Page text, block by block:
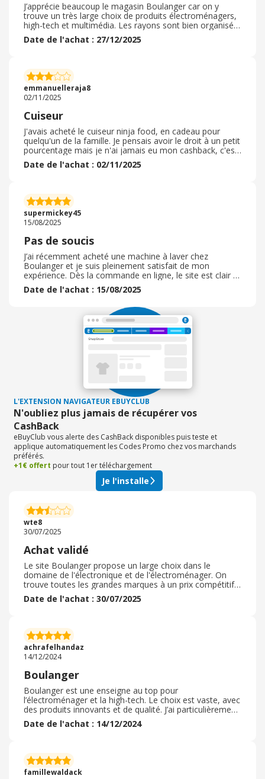
J’apprécie beaucoup le magasin Boulanger car on y
trouve un très large choix de produits électroménagers,
high-tech et multimédia. Les rayons sont bien organisés,
ce qui permet de comparer facilement les articles et de
trouver rapidement ce que l’on cherche. Les vendeurs
corrects et il y a souvent des promotions intéressantes.
Le magasin est propre, agréable et pratique, que ce soit
pour acheter sur place ou retirer une commande.
Globalement, c’est une enseigne fiable et rassurante
pour s’équiper en toute tranquillité.
Date de l'achat : 27/12/2025
emmanuelleraja8
02/11/2025
Cuiseur
J'avais acheté le cuiseur ninja food, en cadeau pour
quelqu'un de la famille. Je pensais avoir le droit à un petit
pourcentage mais je n'ai jamais eu mon cashback, c'est
dommage car il valait cher. Celà fait 4 ans, je pensais
que ça aurait été fait automatiquement depuis le temps.
pas réutiliser le marchand Boulanger vu que celui-ci ne
fonctionne pas. C'est dommage car c'est une assez
bonne entreprise.
Date de l'achat : 02/11/2025
supermickey45
15/08/2025
Pas de soucis
J’ai récemment acheté une machine à laver chez
Boulanger et je suis pleinement satisfait de mon
expérience. Dès la commande en ligne, le site est clair et
facile à utiliser, avec des informations détaillées sur
chaque produit et des avis clients utiles pour faire mon
ont été très professionnels et ont pris le temps
d’installer l’appareil correctement, en s’assurant qu’il
fonctionnait avant de repartir. La machine elle-même
correspond parfaitement à la description : silencieuse,
mes besoins. Je note aussi la qualité du service client,
joignable facilement pour répondre à mes questions
prix compétitifs, sérieux et qualité de service. Je
recommande sans hésitation Boulanger pour ce type
d’équipement.
Date de l'achat : 15/08/2025
L'EXTENSION NAVIGATEUR EBUYCLUB
N'oubliez plus jamais de récupérer vos
CashBack
eBuyClub vous alerte des CashBack disponibles puis teste et
applique automatiquement les Codes Promo chez vos marchands
préférés.
+1€ offert pour tout 1er téléchargement
Je l'installe
wte8
30/07/2025
Achat validé
Le site Boulanger propose un large choix dans le
domaine de l'électronique et de l'électroménager. On
trouve toutes les grandes marques à un prix compétitif.
Le site est fluide et la navigation par onglets très claire.
La livraison à domicile ou en point relais est rapide. Il est
simple. C'est un site que je recommande pour tout achat
des univers électroménager, son, vidéo, informatique ou
téléphonie.
Date de l'achat : 30/07/2025
achrafelhandaz
14/12/2024
Boulanger
Boulanger est une enseigne au top pour
l’électroménager et la high-tech. Le choix est vaste, avec
des produits innovants et de qualité. J’ai particulièrement
apprécié le service client, toujours disponible et de bon
conseil pour guider dans les achats et le choix des
simple, et la livraison rapide et soignée. Une expérience
d’achat agréable et fiable, je recommande Boulanger
sans hésiter à tout le monde !
Date de l'achat : 14/12/2024
famillewaldack